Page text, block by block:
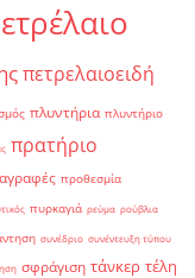
πετρελαιοειδή
πλυντήρια πλυντήριο
πρατήριο
προθεσμία
πυρκαγιά ρεύμα ρούβλια
συνέδριο συνέντευξη τύπου
σφράγιση τάνκερ τέλη